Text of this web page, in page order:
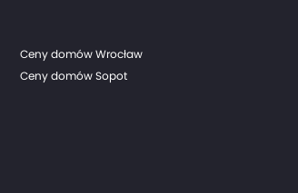
Ceny domów Wrocław
Ceny domów Sopot